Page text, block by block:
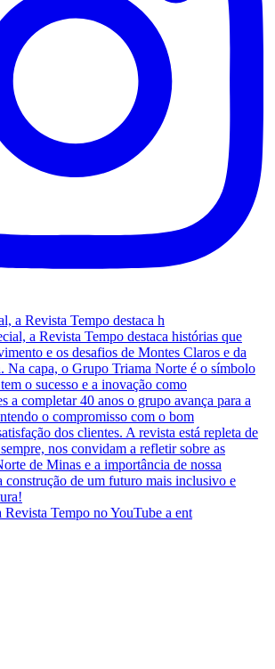
a Revista Tempo destaca h
Tempo no YouTube a ent